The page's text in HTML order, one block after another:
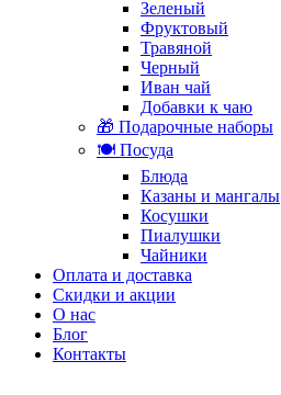
Зеленый
Фруктовый
Травяной
Черный
Иван чай
Добавки к чаю
🎁 Подарочные наборы
🍽️ Посуда
Блюда
Казаны и мангалы
Косушки
Пиалушки
Чайники
Оплата и доставка
Скидки и акции
О нас
Блог
Контакты